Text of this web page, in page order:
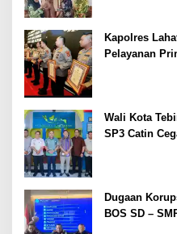
Kapolres
Pelayanan
Wali Kota
SP3 Catin
Dugaan
BOS SD –